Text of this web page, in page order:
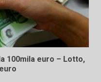
100mila euro – Lotto,